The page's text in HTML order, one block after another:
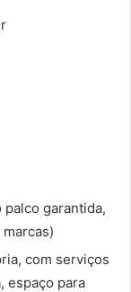
garantida,
com serviços
espaço para